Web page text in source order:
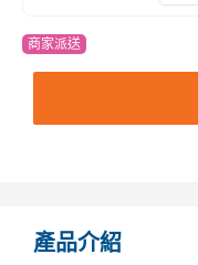
商家派送
產品介紹